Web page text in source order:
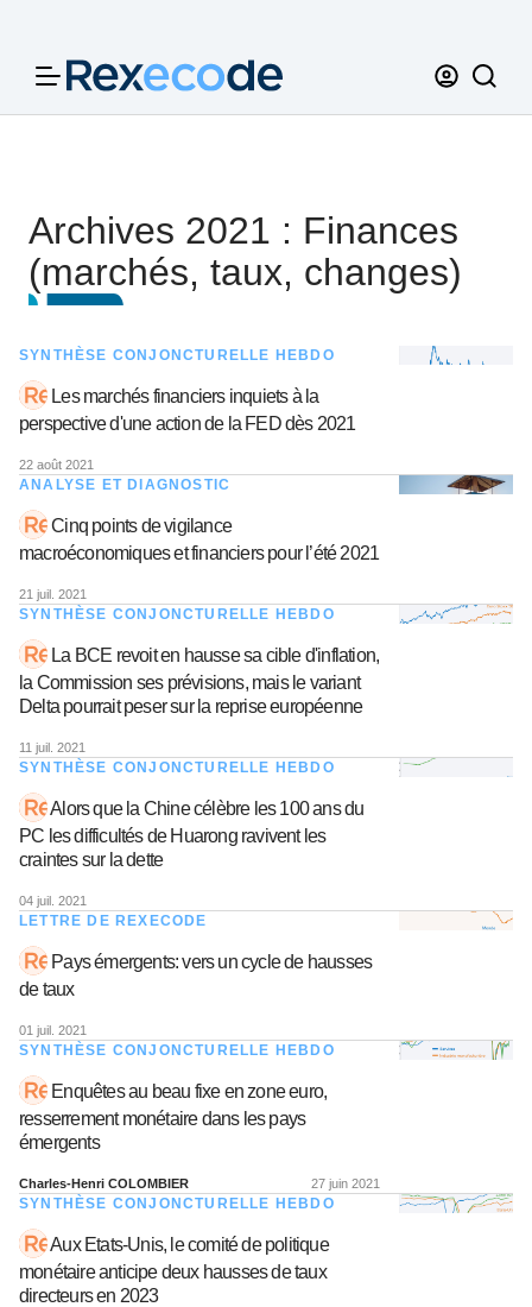
Archives 2021 : Finances
(marchés, taux, changes)
SYNTHÈSE CONJONCTURELLE HEBDO
Les marchés financiers inquiets à la
perspective d'une action de la FED dès 2021
22 août 2021
ANALYSE ET DIAGNOSTIC
Cinq points de vigilance
macroéconomiques et financiers pour l’été 2021
21 juil. 2021
SYNTHÈSE CONJONCTURELLE HEBDO
La BCE revoit en hausse sa cible d'inflation,
la Commission ses prévisions, mais le variant
Delta pourrait peser sur la reprise européenne
11 juil. 2021
SYNTHÈSE CONJONCTURELLE HEBDO
Alors que la Chine célèbre les 100 ans du
PC les difficultés de Huarong ravivent les
craintes sur la dette
04 juil. 2021
LETTRE DE REXECODE
Pays émergents: vers un cycle de hausses
de taux
01 juil. 2021
SYNTHÈSE CONJONCTURELLE HEBDO
Enquêtes au beau fixe en zone euro,
resserrement monétaire dans les pays
émergents
Charles-Henri COLOMBIER 27 juin 2021
SYNTHÈSE CONJONCTURELLE HEBDO
Aux Etats-Unis, le comité de politique
monétaire anticipe deux hausses de taux
directeurs en 2023